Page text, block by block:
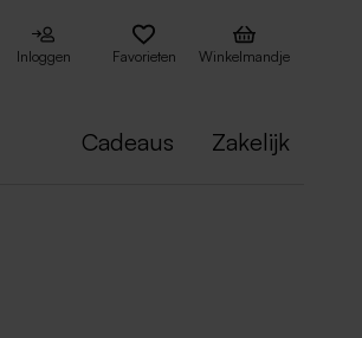
Inloggen Favorieten Winkelmandje
Cadeaus Zakelijk